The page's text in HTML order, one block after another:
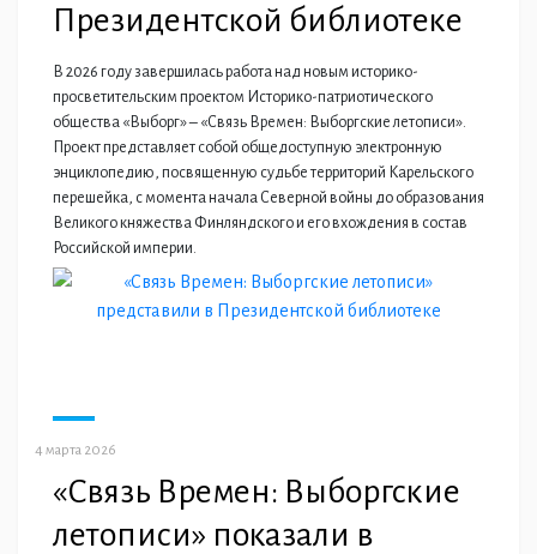
Президентской библиотеке
В 2026 году завершилась работа над новым историко-
просветительским проектом Историко-патриотического
общества «Выборг» – «Связь Времен: Выборгские летописи».
Проект представляет собой общедоступную электронную
энциклопедию, посвященную судьбе территорий Карельского
перешейка, с момента начала Северной войны до образования
Великого княжества Финляндского и его вхождения в состав
Российской империи.
4 марта 2026
«Связь Времен: Выборгские
летописи» показали в